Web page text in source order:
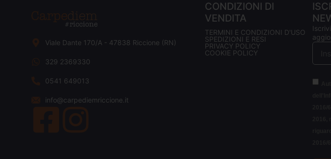
Viale Dante 170/A - 47838 Riccione (RN)
329 2369330
0541 649013
info@carpediemriccione.it
CONDIZIONI DI
VENDITA
TERMINI E CONDIZIONI D'USO
SPEDIZIONI E RESI
PRIVACY POLICY
COOKIE POLICY